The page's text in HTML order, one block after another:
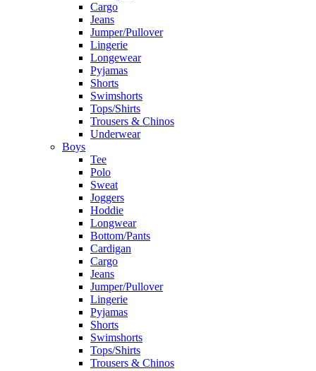
Cargo
Jeans
Jumper/Pullover
Lingerie
Longewear
Pyjamas
Shorts
Swimshorts
Tops/Shirts
Trousers & Chinos
Underwear
Boys
Tee
Polo
Sweat
Joggers
Hoddie
Longwear
Bottom/Pants
Cardigan
Cargo
Jeans
Jumper/Pullover
Lingerie
Pyjamas
Shorts
Swimshorts
Tops/Shirts
Trousers & Chinos